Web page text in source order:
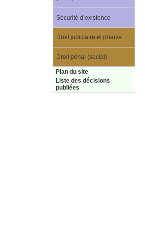
Sécurité d’existence
Droit judiciaire et preuve
Droit pénal (social)
Plan du site
Liste des décisions
publiées